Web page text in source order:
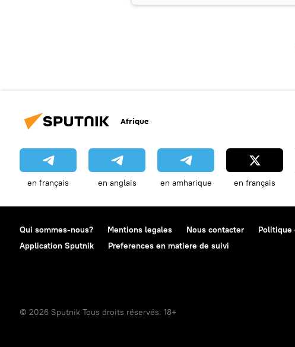
Afrique
en français en anglais en amharique en français
Qui sommes-nous? Mentions legales Nous contacter Politique
Application Sputnik
Preferences en matiere de suivi
© 2026 Sputnik Tous droits réservés. 18+